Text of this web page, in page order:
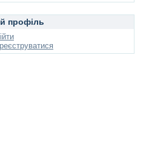
профіль